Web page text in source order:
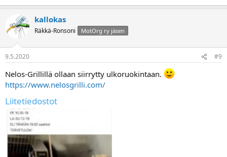
kallokas
Räkkä-Ronsoni MotOrg ry jäsen
9.5.2020 #9
Nelos-Grillillä ollaan siirrytty ulkoruokintaan.
https://www.nelosgrilli.com/
Liitetiedostot